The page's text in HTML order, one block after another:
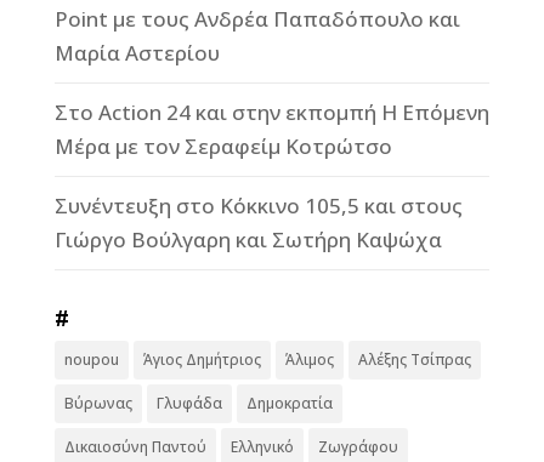
Point με τους Ανδρέα Παπαδόπουλο και
Μαρία Αστερίου
Στο Action 24 και στην εκπομπή Η Επόμενη
Μέρα με τον Σεραφείμ Κοτρώτσο
Συνέντευξη στο Κόκκινο 105,5 και στους
Γιώργο Βούλγαρη και Σωτήρη Καψώχα
#
noupou Άγιος Δημήτριος Άλιμος Αλέξης Τσίπρας
Βύρωνας Γλυφάδα Δημοκρατία
Δικαιοσύνη Παντού Ελληνικό Ζωγράφου